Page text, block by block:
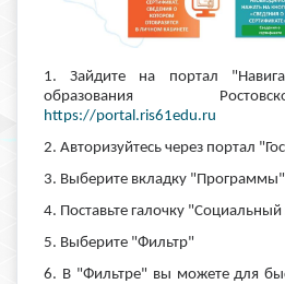
1. Зайдите на портал
образования
https://portal.ris61edu.ru
2. Авторизуйтесь через портал
3. Выберите вкладку "Программы"
4. Поставьте галочку "Социальный
5. Выберите "Фильтр"
6. В "Фильтре" вы можете для